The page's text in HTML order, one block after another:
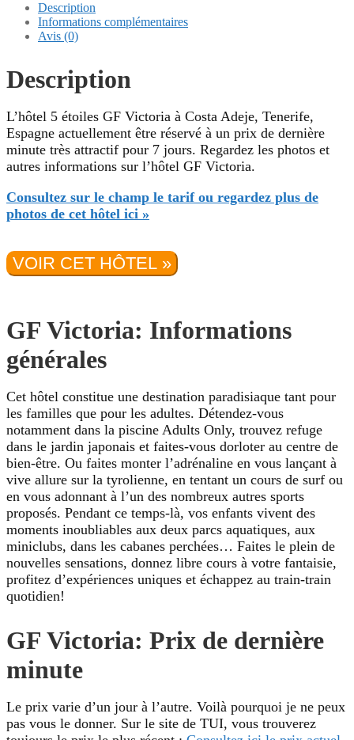
Description
Informations complémentaires
Avis (0)
Description
L’hôtel 5 étoiles GF Victoria à Costa Adeje, Tenerife,
Espagne actuellement être réservé à un prix de dernière
minute très attractif pour 7 jours. Regardez les photos et
autres informations sur l’hôtel GF Victoria.
Consultez sur le champ le tarif ou regardez plus de
photos de cet hôtel ici »
VOIR CET HÔTEL »
GF Victoria: Informations
générales
Cet hôtel constitue une destination paradisiaque tant pour
les familles que pour les adultes. Détendez-vous
notamment dans la piscine Adults Only, trouvez refuge
dans le jardin japonais et faites-vous dorloter au centre de
bien-être. Ou faites monter l’adrénaline en vous lançant à
vive allure sur la tyrolienne, en tentant un cours de surf ou
en vous adonnant à l’un des nombreux autres sports
proposés. Pendant ce temps-là, vos enfants vivent des
moments inoubliables aux deux parcs aquatiques, aux
miniclubs, dans les cabanes perchées… Faites le plein de
nouvelles sensations, donnez libre cours à votre fantaisie,
profitez d’expériences uniques et échappez au train-train
quotidien!
GF Victoria: Prix de dernière
minute
Le prix varie d’un jour à l’autre. Voilà pourquoi je ne peux
pas vous le donner. Sur le site de TUI, vous trouverez